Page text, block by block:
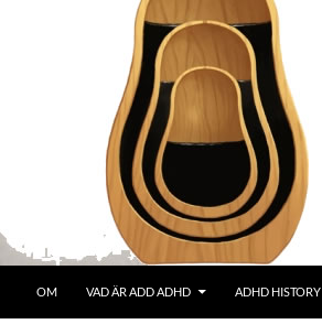
OM VAD ÄR ADD ADHD ADHD HISTORY